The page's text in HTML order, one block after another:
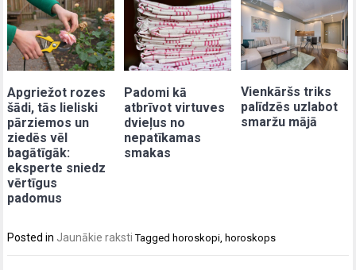
Apgriežot rozes
šādi, tās lieliski
pārziemos un
ziedēs vēl
bagātīgāk:
eksperte sniedz
vērtīgus
padomus
Padomi kā
atbrīvot virtuves
dvieļus no
nepatīkamas
smakas
Vienkāršs triks
palīdzēs uzlabot
smaržu mājā
Posted in Jaunākie raksti Tagged horoskopi, horoskops